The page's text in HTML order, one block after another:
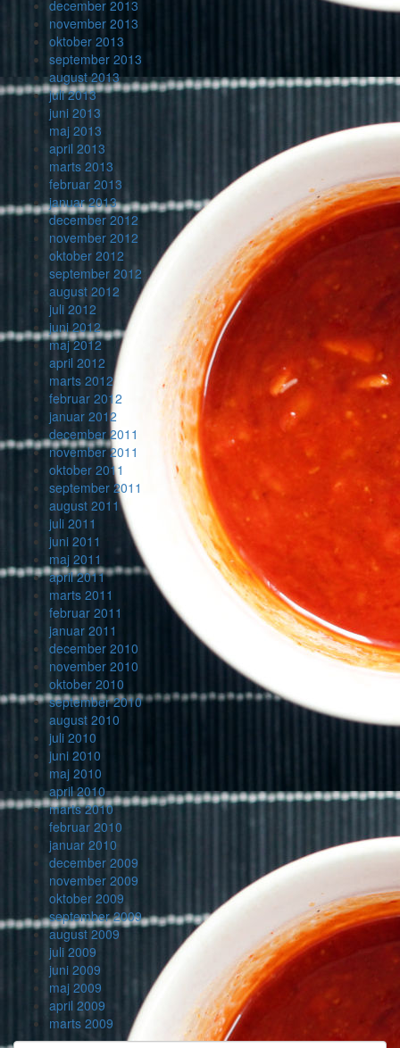
december 2013
november 2013
oktober 2013
september 2013
august 2013
juli 2013
juni 2013
maj 2013
april 2013
marts 2013
februar 2013
januar 2013
december 2012
november 2012
oktober 2012
september 2012
august 2012
juli 2012
juni 2012
maj 2012
april 2012
marts 2012
februar 2012
januar 2012
december 2011
november 2011
oktober 2011
september 2011
august 2011
juli 2011
juni 2011
maj 2011
april 2011
marts 2011
februar 2011
januar 2011
december 2010
november 2010
oktober 2010
september 2010
august 2010
juli 2010
juni 2010
maj 2010
april 2010
marts 2010
februar 2010
januar 2010
december 2009
november 2009
oktober 2009
september 2009
august 2009
juli 2009
juni 2009
maj 2009
april 2009
marts 2009